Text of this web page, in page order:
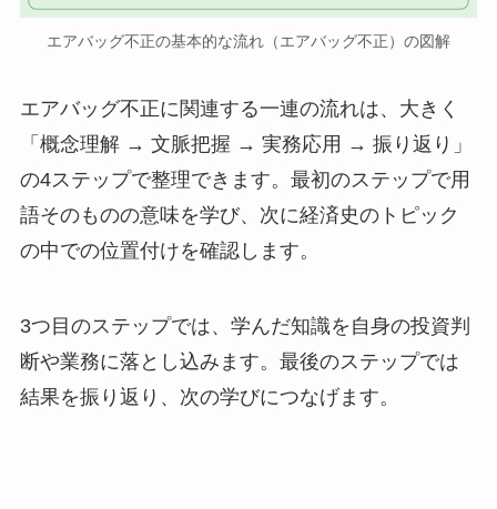
エアバッグ不正の基本的な流れ（エアバッグ不正）の図解
エアバッグ不正に関連する一連の流れは、大きく
「概念理解 → 文脈把握 → 実務応用 → 振り返り」
の4ステップで整理できます。最初のステップで用
語そのものの意味を学び、次に経済史のトピック
の中での位置付けを確認します。
3つ目のステップでは、学んだ知識を自身の投資判
断や業務に落とし込みます。最後のステップでは
結果を振り返り、次の学びにつなげます。